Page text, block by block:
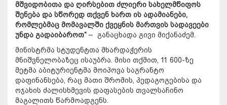
მშვიდობითა და ღირსებით ძლიერი სახელმწიფოს
შენება და სწორედ თქვენ ხართ ის ადამიანები,
რომლებმაც მომავალში ქვეყნის მართვის სადავეები
უნდა გადაიბაროთ“ – განაცხადა გივი მიქანაძემ.
მინისტრმა სტუდენტთა მხარდაჭერის
მნიშვნელობაზეც ისაუბრა. მისი თქმით, 11 600-ზე
მეტმა აბიტურიენტმა მოიპოვა საგრანტო
დაფინანსება, რაც მათი შრომის, პედაგოგებისა და
ოჯახის ძალისხმევის დაფასების თვალსაჩინო
მაგალითს წარმოადგენს.